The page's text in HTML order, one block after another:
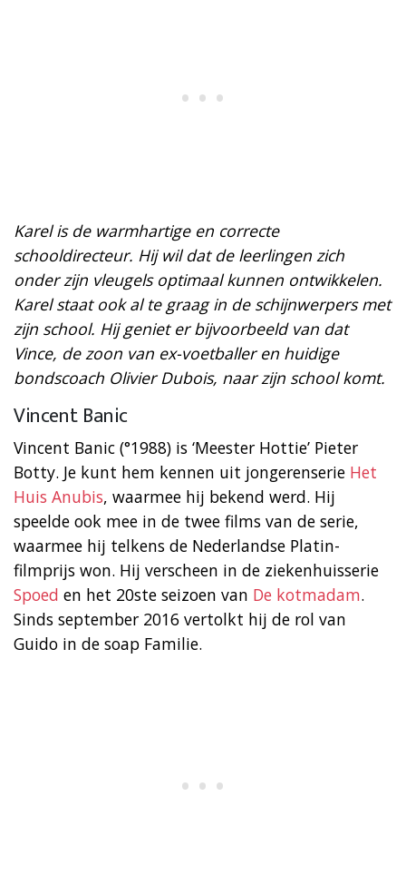
Karel is de warmhartige en correcte
schooldirecteur. Hij wil dat de leerlingen zich
onder zijn vleugels optimaal kunnen ontwikkelen.
Karel staat ook al te graag in de schijnwerpers met
zijn school. Hij geniet er bijvoorbeeld van dat
Vince, de zoon van ex-voetballer en huidige
bondscoach Olivier Dubois, naar zijn school komt.
Vincent Banic
Vincent Banic (°1988) is ‘Meester Hottie’ Pieter
Botty. Je kunt hem kennen uit jongerenserie Het
Huis Anubis, waarmee hij bekend werd. Hij
speelde ook mee in de twee films van de serie,
waarmee hij telkens de Nederlandse Platin-
filmprijs won. Hij verscheen in de ziekenhuisserie
Spoed en het 20ste seizoen van De kotmadam.
Sinds september 2016 vertolkt hij de rol van
Guido in de soap Familie.